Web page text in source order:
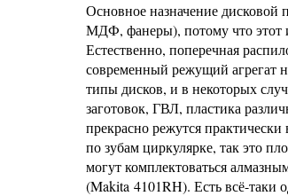
Основное назначение
МДФ, фанеры), потому что этот
Естественно, поперечная
современный режущий агрегат
типы дисков, и в некоторых
заготовок, ГВЛ, пластика
прекрасно режутся
по зубам циркулярке, так это
могут комплектоваться
(Makita 4101RH). Есть всё-